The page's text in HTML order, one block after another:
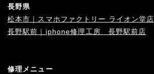
長野県
松本市｜スマホファクトリー ライオン堂店
長野駅前｜iphone修理工房 長野駅前店
修理メニュー